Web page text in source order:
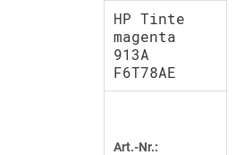
HP Tinte
magenta
913A
F6T78AE
Art.-Nr.: